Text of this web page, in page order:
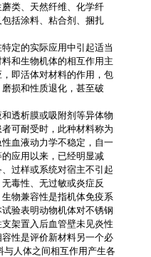
类、天然纤维、化学纤
括涂料、粘合剂、捆扎
定的实际应用中引起适当
和生物机体的相互作用主
即活体对材料的作用，包
损和性质退化，甚至破
透析膜或吸附剂等异体物
可耐受时，此种材料称为
血液动力学不稳定，自一
应用以来，已经明显减
过样或系统对宿主不引起
毒性、无过敏或炎症反
物兼容性是指机体免疫系
验表明动物机体对不锈钢
架置入后血管壁未见炎性
性是评价新材料另一个必
与人体之间相互作用产生各